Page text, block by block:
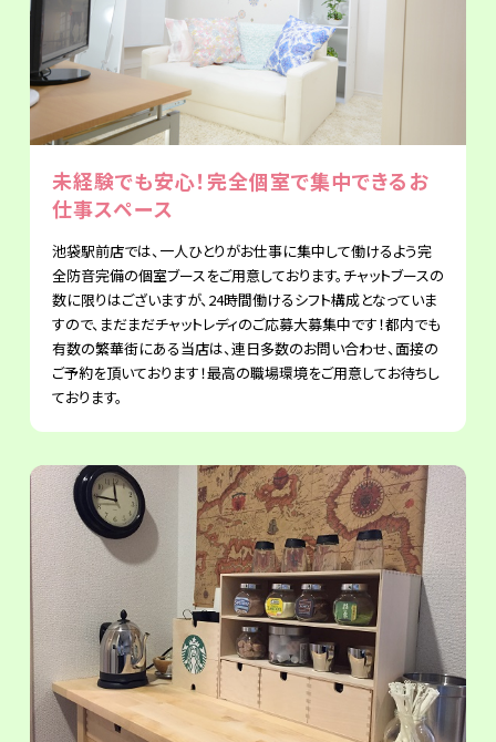
未経験でも安心！完全個室で集中できるお
仕事スペース
池袋駅前店では、一人ひとりがお仕事に集中して働けるよう完
全防音完備の個室ブースをご用意しております。チャットブースの
数に限りはございますが、24時間働けるシフト構成となっていま
すので、まだまだチャットレディのご応募大募集中です！都内でも
有数の繁華街にある当店は、連日多数のお問い合わせ、面接の
ご予約を頂いております！最高の職場環境をご用意してお待ちし
ております。